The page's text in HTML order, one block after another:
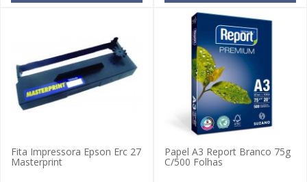
Fita Impressora Epson Erc 27
Masterprint
Papel A3 Report Branco 75g
C/500 Folhas